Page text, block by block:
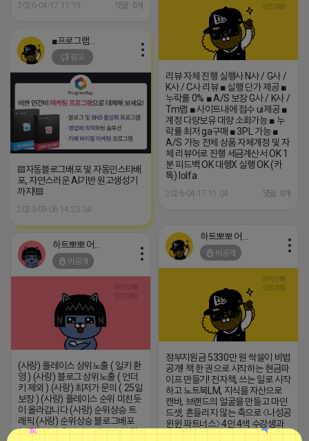
2026-04-17 11:19 댓글: 0개
리뷰 자체 진행 실행사 N사 / G사 /
K사 / C사 리뷰 ■ 실행 단가 제공 ■
누락률 0% ■ A/S 보장 G사 / K사 /
Tm맵 ■ 사이트내에 접수 ui제공 ■
계정 다량보유 대량 소화가능 ■ 누
락률 최저 ga구매 ■ 3PL 가능 ■
A/S 가능 전체 상품 자체계정 및 자
체 리뷰어로 진행 세금계산서 OK 1
분 피드백 OK 대행X 실행 OK (카
톡) lolfa
2026-04-17 11:04 댓글: 0개
광고
▤자동블로그배포 및 자동인스타배
포, 자연스러운 AI기반 원고생성기
까지!▤
2023-09-06 14:23:34
비공개
정부지원금 5330만 원 싹쓸이 비법
공개! 책 한 권으로 시작하는 현금파
이프 만들기! 전자책, 쓰는 일로 시작
하고 노트북LM, 지식을 자산으로
캔바, 브랜드의 얼굴을 만들고 마인
드셋, 흔들리지 않는 축으로 〈나성공
윈윈 파트너스〉 4인 4색 수강생과
강사가 함께 버는 구조 단 한 번의 올
비공개
(사랑) 플레이스 상위노출 ( 일키 환
영 ) (사랑) 블로그 상위노출 ( 언더
키 제외 ) (사랑) 최저가 문의 ( 25일
보장 ) (사랑) 플레이스 순위 미친듯
이 올라갑니다 (사랑) 순위상승 트
래픽 (사랑) 순위상승 블로그배포
(사랑) 맛집 음식점 트래픽 순위 잘